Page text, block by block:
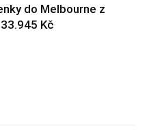
do Melbourne z
Kč